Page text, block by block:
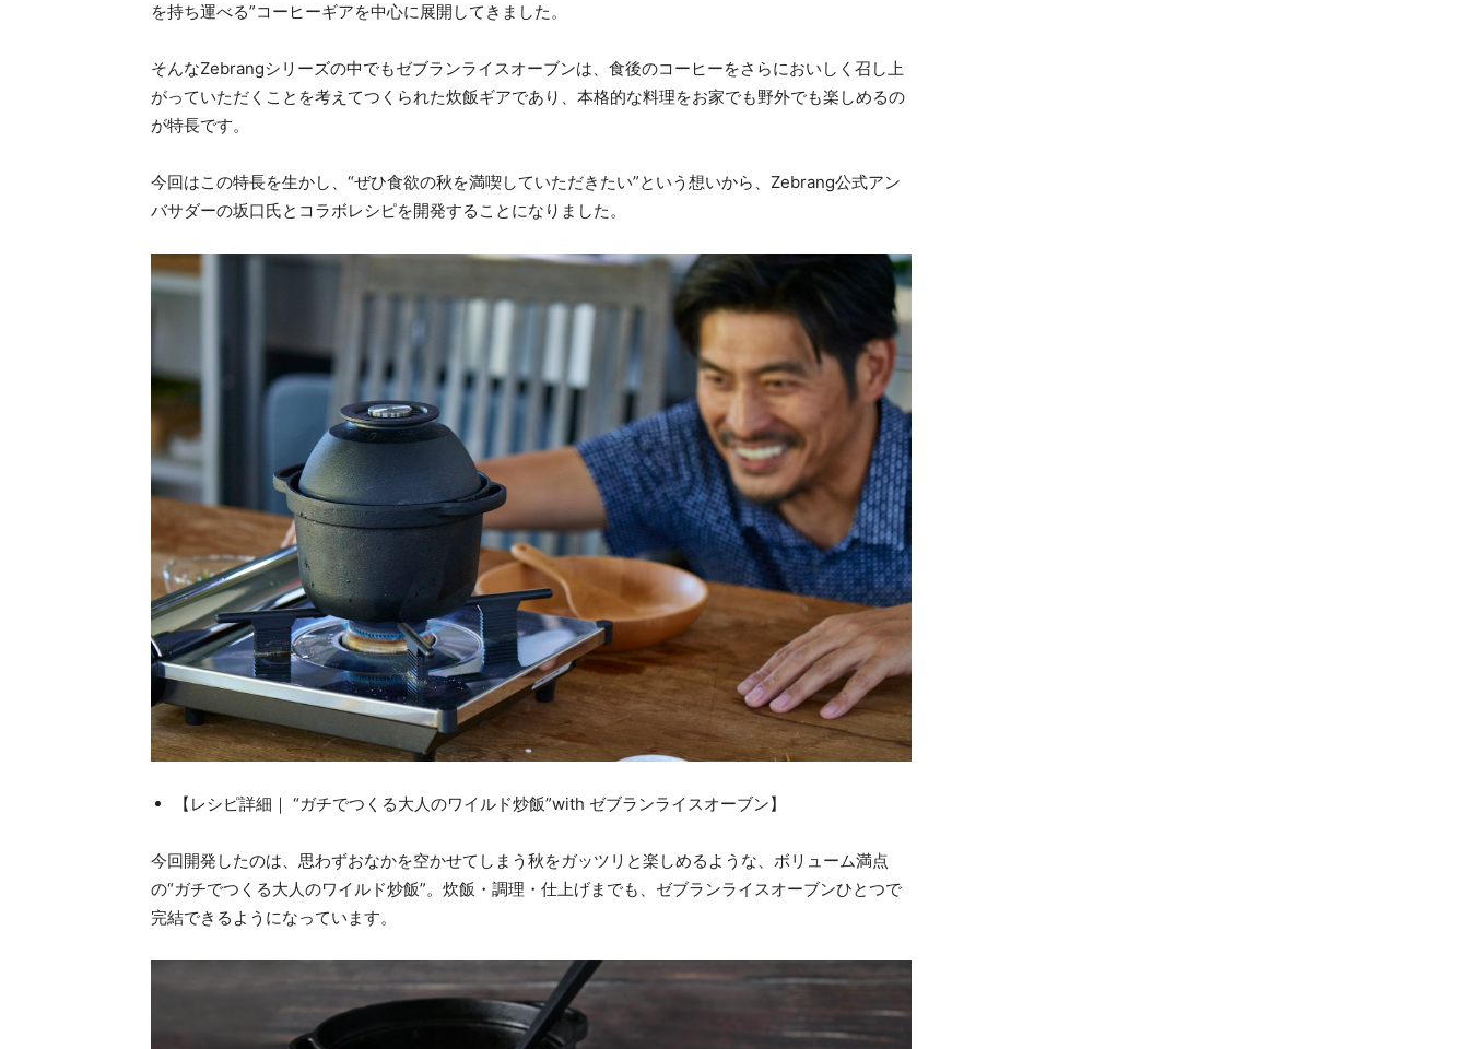
を持ち運べる”コーヒーギアを中心に展開してきました。
そんなZebrangシリーズの中でもゼブランライスオーブンは、食後のコーヒーをさらにおいしく召し上
がっていただくことを考えてつくられた炊飯ギアであり、本格的な料理をお家でも野外でも楽しめるの
が特長です。
今回はこの特長を生かし、“ぜひ食欲の秋を満喫していただきたい”という想いから、Zebrang公式アン
バサダーの坂口氏とコラボレシピを開発することになりました。
【レシピ詳細｜ “ガチでつくる大人のワイルド炒飯”with ゼブランライスオーブン】
今回開発したのは、思わずおなかを空かせてしまう秋をガッツリと楽しめるような、ボリューム満点
の“ガチでつくる大人のワイルド炒飯”。炊飯・調理・仕上げまでも、ゼブランライスオーブンひとつで
完結できるようになっています。